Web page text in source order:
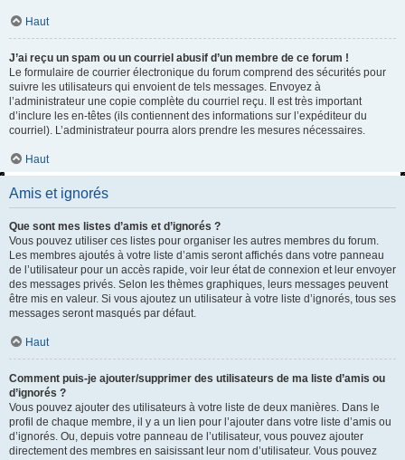
Haut
J’ai reçu un spam ou un courriel abusif d’un membre de ce forum !
Le formulaire de courrier électronique du forum comprend des sécurités pour
suivre les utilisateurs qui envoient de tels messages. Envoyez à
l’administrateur une copie complète du courriel reçu. Il est très important
d’inclure les en-têtes (ils contiennent des informations sur l’expéditeur du
courriel). L’administrateur pourra alors prendre les mesures nécessaires.
Haut
Amis et ignorés
Que sont mes listes d’amis et d’ignorés ?
Vous pouvez utiliser ces listes pour organiser les autres membres du forum.
Les membres ajoutés à votre liste d’amis seront affichés dans votre panneau
de l’utilisateur pour un accès rapide, voir leur état de connexion et leur envoyer
des messages privés. Selon les thèmes graphiques, leurs messages peuvent
être mis en valeur. Si vous ajoutez un utilisateur à votre liste d’ignorés, tous ses
messages seront masqués par défaut.
Haut
Comment puis-je ajouter/supprimer des utilisateurs de ma liste d’amis ou
d’ignorés ?
Vous pouvez ajouter des utilisateurs à votre liste de deux manières. Dans le
profil de chaque membre, il y a un lien pour l’ajouter dans votre liste d’amis ou
d’ignorés. Ou, depuis votre panneau de l’utilisateur, vous pouvez ajouter
directement des membres en saisissant leur nom d’utilisateur. Vous pouvez